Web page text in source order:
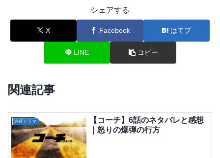
シェアする
X Facebook はてブ
LINE コピー
関連記事
連続ドラマ
【コーチ】6話のネタバレと感想
｜怒りの爆弾の行方